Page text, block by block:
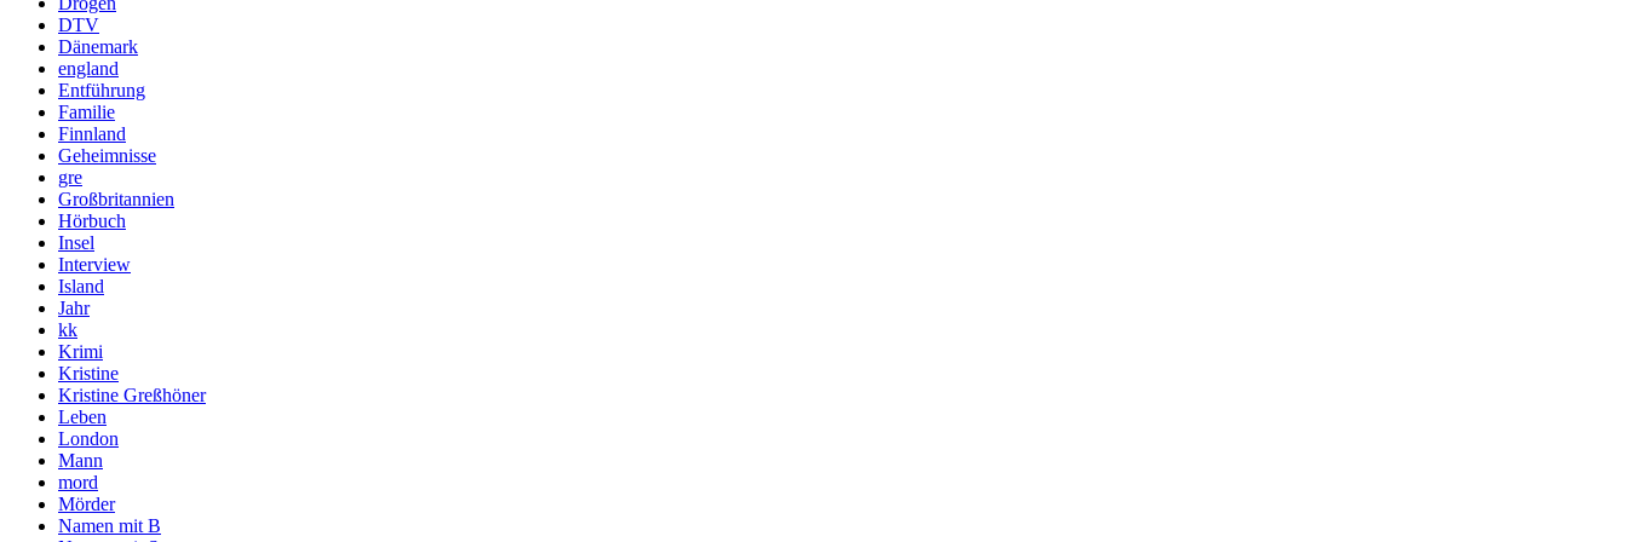
DTV
Dänemark
england
Entführung
Familie
Finnland
Geheimnisse
gre
Großbritannien
Hörbuch
Insel
Interview
Island
Jahr
kk
Krimi
Kristine
Kristine Greßhöner
Leben
London
Mann
mord
Mörder
Namen mit B